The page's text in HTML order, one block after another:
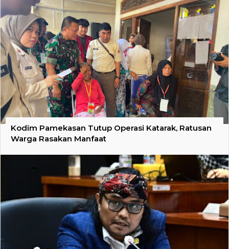
Kodim Pamekasan Tutup Operasi Katarak, Ratusan
Warga Rasakan Manfaat